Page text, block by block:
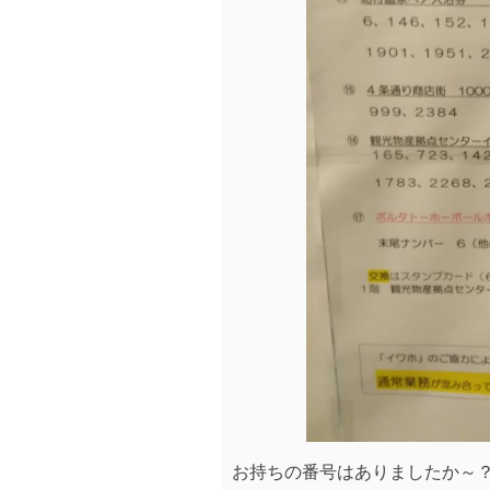
お持ちの番号はありましたか～